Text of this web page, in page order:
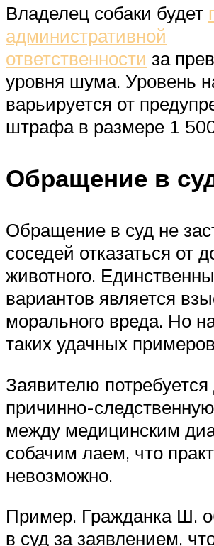
Владелец собаки будет
административной
ответственности за
уровня шума. Уровень
варьируется от
штрафа в размере 1
Обращение в
Обращение в суд не
соседей отказаться от
животного.
вариантов является
морального вреда. Но
таких удачных
Заявителю потребуется
причинно-
между медицинским
собачим лаем, что
невозможно.
Пример. Гражданка Ш.
в суд за заявлением,